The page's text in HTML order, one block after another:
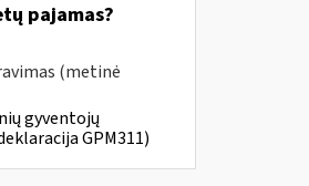
pajamas?
(metinė
gyventojų
GPM311)